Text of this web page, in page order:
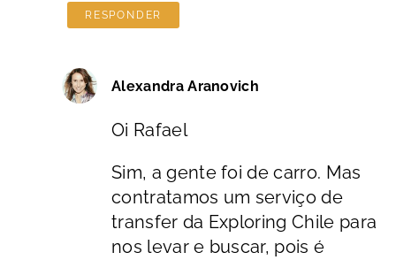
RESPONDER
Alexandra Aranovich
Oi Rafael
Sim, a gente foi de carro. Mas
contratamos um serviço de
transfer da Exploring Chile para
nos levar e buscar, pois é